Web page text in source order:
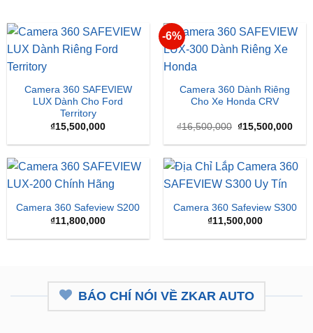
Camera 360 SAFEVIEW
LUX Dành Cho Ford
Territory
₫15,500,000
-6%
Camera 360 Dành Riêng
Cho Xe Honda CRV
₫16,500,000 Giá
là:
₫15,500,000Giá
tại
Camera 360 Safeview S200
₫11,800,000
Camera 360 Safeview S300
₫11,500,000
BÁO CHÍ NÓI VỀ ZKAR AUTO